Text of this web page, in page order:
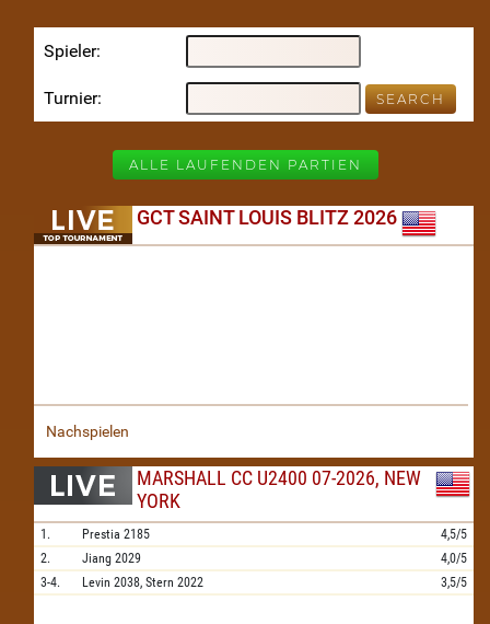
Spieler
Turnier
ALLE LAUFENDEN PARTIEN
GCT SAINT LOUIS BLITZ 2026
Nachspielen
MARSHALL CC U2400 07-2026, NEW
YORK
1. Prestia 2185
4,5/5
2.
Jiang 2029
4,0/5
3-4.
Levin 2038, Stern 2022 3,5/5